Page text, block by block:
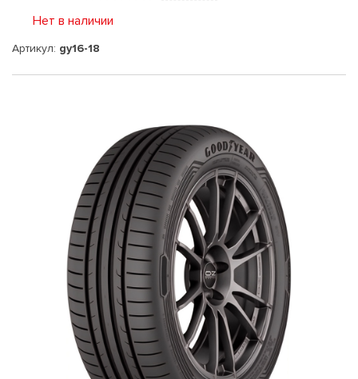
Нет в наличии
Артикул: gy16-18